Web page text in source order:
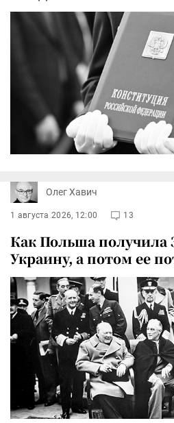
Олег Хавич
1 августа 2026, 12:00 13
Как Польша получила
Украину, а потом ее